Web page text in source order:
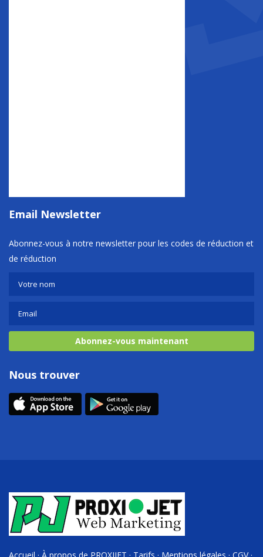
Email Newsletter
Abonnez-vous à notre newsletter pour les codes de réduction et
de réduction
Abonnez-vous maintenant
Nous trouver